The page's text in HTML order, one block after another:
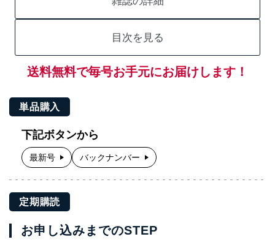
目次を見る
送料無料で毎号お手元にお届けします！
単品購入
下記ボタンから
最新号 バックナンバー
定期購読
お申し込みまでのSTEP